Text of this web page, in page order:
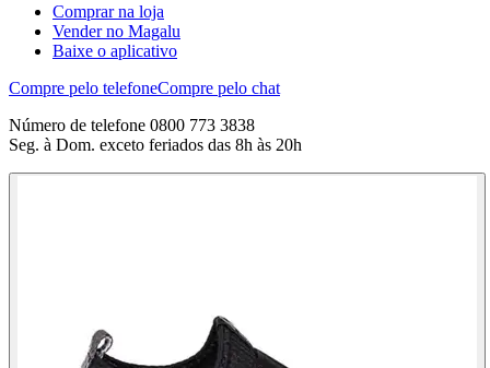
Comprar na loja
Vender no Magalu
Baixe o aplicativo
Compre pelo telefoneCompre pelo chat
Número de telefone 0800 773 3838
Seg. à Dom. exceto feriados das 8h às 20h